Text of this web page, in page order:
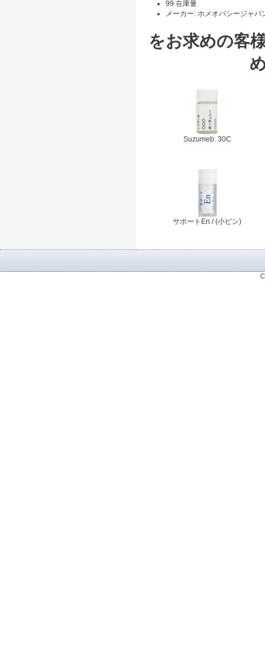
99 在庫量
メーカー: ホメオパシージャパ
をお求めの客
Suzumeb. 30C
サポートEn / (小ビン)